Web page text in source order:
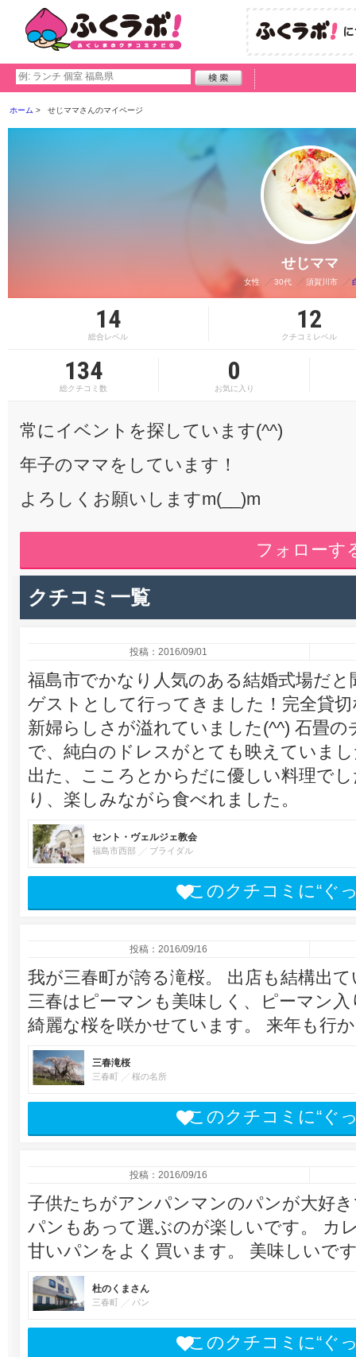
ホーム せじママさんのマイページ
せじママ
女性 30代 須賀川市
14
総合レベル
12
クチコミレベル
134
総クチコミ数
0
お気に入り
常にイベントを探しています(^^)
年子のママをしています！
よろしくお願いしますm(__)m
フォローす
クチコミ一覧
投稿：2016/09/01
福島市でかなり人気のある結婚式場だ
ゲストとして行ってきました！完全貸
新婦らしさが溢れていました(^^) 石畳
で、純白のドレスがとても映えていま
出た、こころとからだに優しい料理で
り、楽しみながら食べれました。
セント・ヴェルジェ教会
福島市西部 ブライダル
このクチコミに“ぐ
投稿：2016/09/16
我が三春町が誇る滝桜。 出店も結構出
三春はピーマンも美味しく、ピーマン
綺麗な桜を咲かせています。 来年も行
三春滝桜
三春町 桜の名所
このクチコミに“ぐ
投稿：2016/09/16
子供たちがアンパンマンのパンが大好
パンもあって選ぶのが楽しいです。 カ
甘いパンをよく買います。 美味しいで
杜のくまさん
三春町 パン
このクチコミに“ぐ